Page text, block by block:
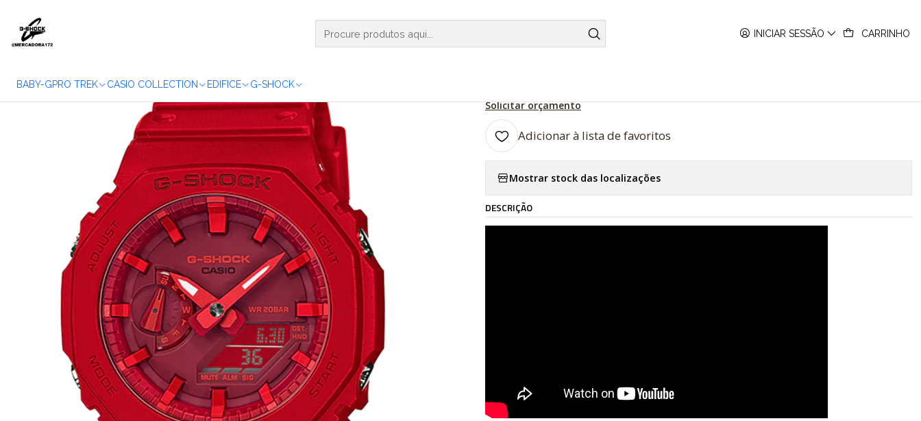
INICIAR SESSÃO CARRINHO
BABY-GPRO TREK CASIO COLLECTION EDIFICE G-SHOCK
Solicitar orçamento
Adicionar à lista de favoritos
Mostrar stock das localizações
DESCRIÇÃO